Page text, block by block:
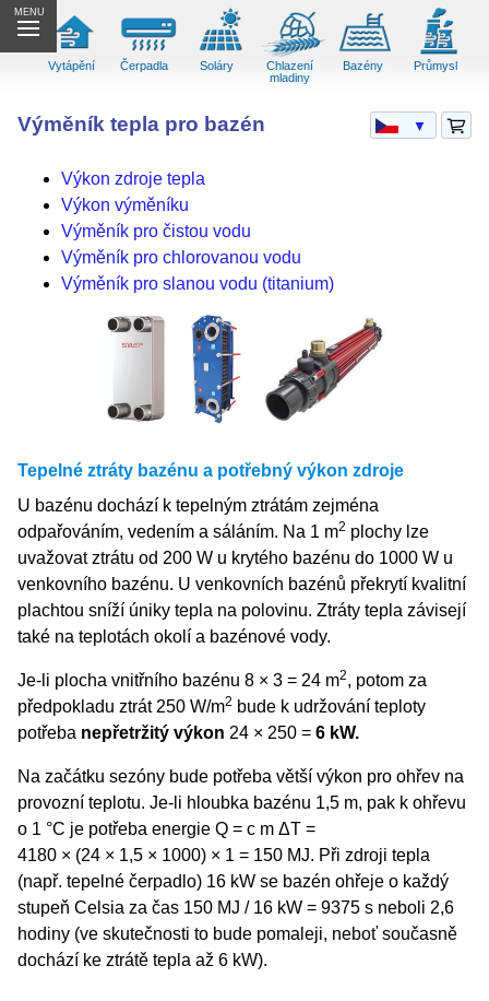
MENU
Vytápění Čerpadla Soláry
Chlazení
mladiny
Bazény Průmysl
Výměník tepla pro bazén
Výkon zdroje tepla
Výkon výměníku
Výměník pro čistou vodu
Výměník pro chlorovanou vodu
Výměník pro slanou vodu (titanium)
Tepelné ztráty bazénu a potřebný výkon zdroje
U bazénu dochází k tepelným ztrátám zejména
odpařováním, vedením a sáláním. Na 1 m2 plochy lze
uvažovat ztrátu od 200 W u krytého bazénu do 1000 W u
venkovního bazénu. U venkovních bazénů překrytí kvalitní
plachtou sníží úniky tepla na polovinu. Ztráty tepla závisejí
také na teplotách okolí a bazénové vody.
Je-li plocha vnitřního bazénu 8 × 3 = 24 m2, potom za
předpokladu ztrát 250 W/m2 bude k udržování teploty
potřeba nepřetržitý výkon 24 × 250 = 6 kW.
Na začátku sezóny bude potřeba větší výkon pro ohřev na
provozní teplotu. Je-li hloubka bazénu 1,5 m, pak k ohřevu
o 1 °C je potřeba energie Q = c m ΔT =
4180 × (24 × 1,5 × 1000) × 1 = 150 MJ. Při zdroji tepla
(např. tepelné čerpadlo) 16 kW se bazén ohřeje o každý
stupeň Celsia za čas 150 MJ / 16 kW = 9375 s neboli 2,6
hodiny (ve skutečnosti to bude pomaleji, neboť současně
dochází ke ztrátě tepla až 6 kW).
▼